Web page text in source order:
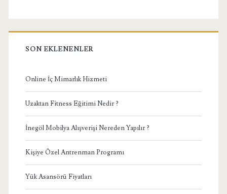
SON EKLENENLER
Online İç Mimarlık Hizmeti
Uzaktan Fitness Eğitimi Nedir ?
İnegöl Mobilya Alışverişi Nereden Yapılır ?
Kişiye Özel Antrenman Programı
Yük Asansörü Fiyatları